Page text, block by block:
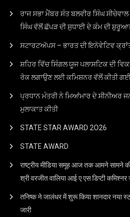
ਰਾਜ ਸਭਾ ਮੈਂਬਰ ਸੰਤ ਬਲਵੀਰ ਸਿੰਘ
ਸਿੰਘ ਵੱਲੋਂ ਛੱਪੜ ਦੀ ਸੁਧਾਈ ਦੇ ਕੰਮ ਦੀ
ਸਟਾਰਟਅੱਪਸ – ਭਾਰਤ ਦੀ ਇਨੋਵੇਟਿਵ
ਸ਼ਹਿਰ ਵਿੱਚ ਸਿੰਗਲ ਯੂਜ ਪਲਾਸਟਿਕ ਦੀ
ਰੋਕ ਲਗਾਉਣ ਲਈ ਕਮਿਸ਼ਨਰ ਵੱਲੋਂ ਕੀਤੀ ਗਈ
ਪ੍ਰਧਾਨ ਮੰਤਰੀ ਨੇ ਮਿਆਂਮਾਰ ਦੇ ਸੀਨੀਅਰ
ਮੁਲਾਕਾਤ ਕੀਤੀ
STATE STAR AWARD 2O26
STATE AWARD
राष्ट्रीय मीडिया समूह आज तक आमने सामने
श्री वरजीत वालिया आई ए एस डिप्टी
तनिष्क ने जालंधर में शुरू किया शानदार नया
जारी